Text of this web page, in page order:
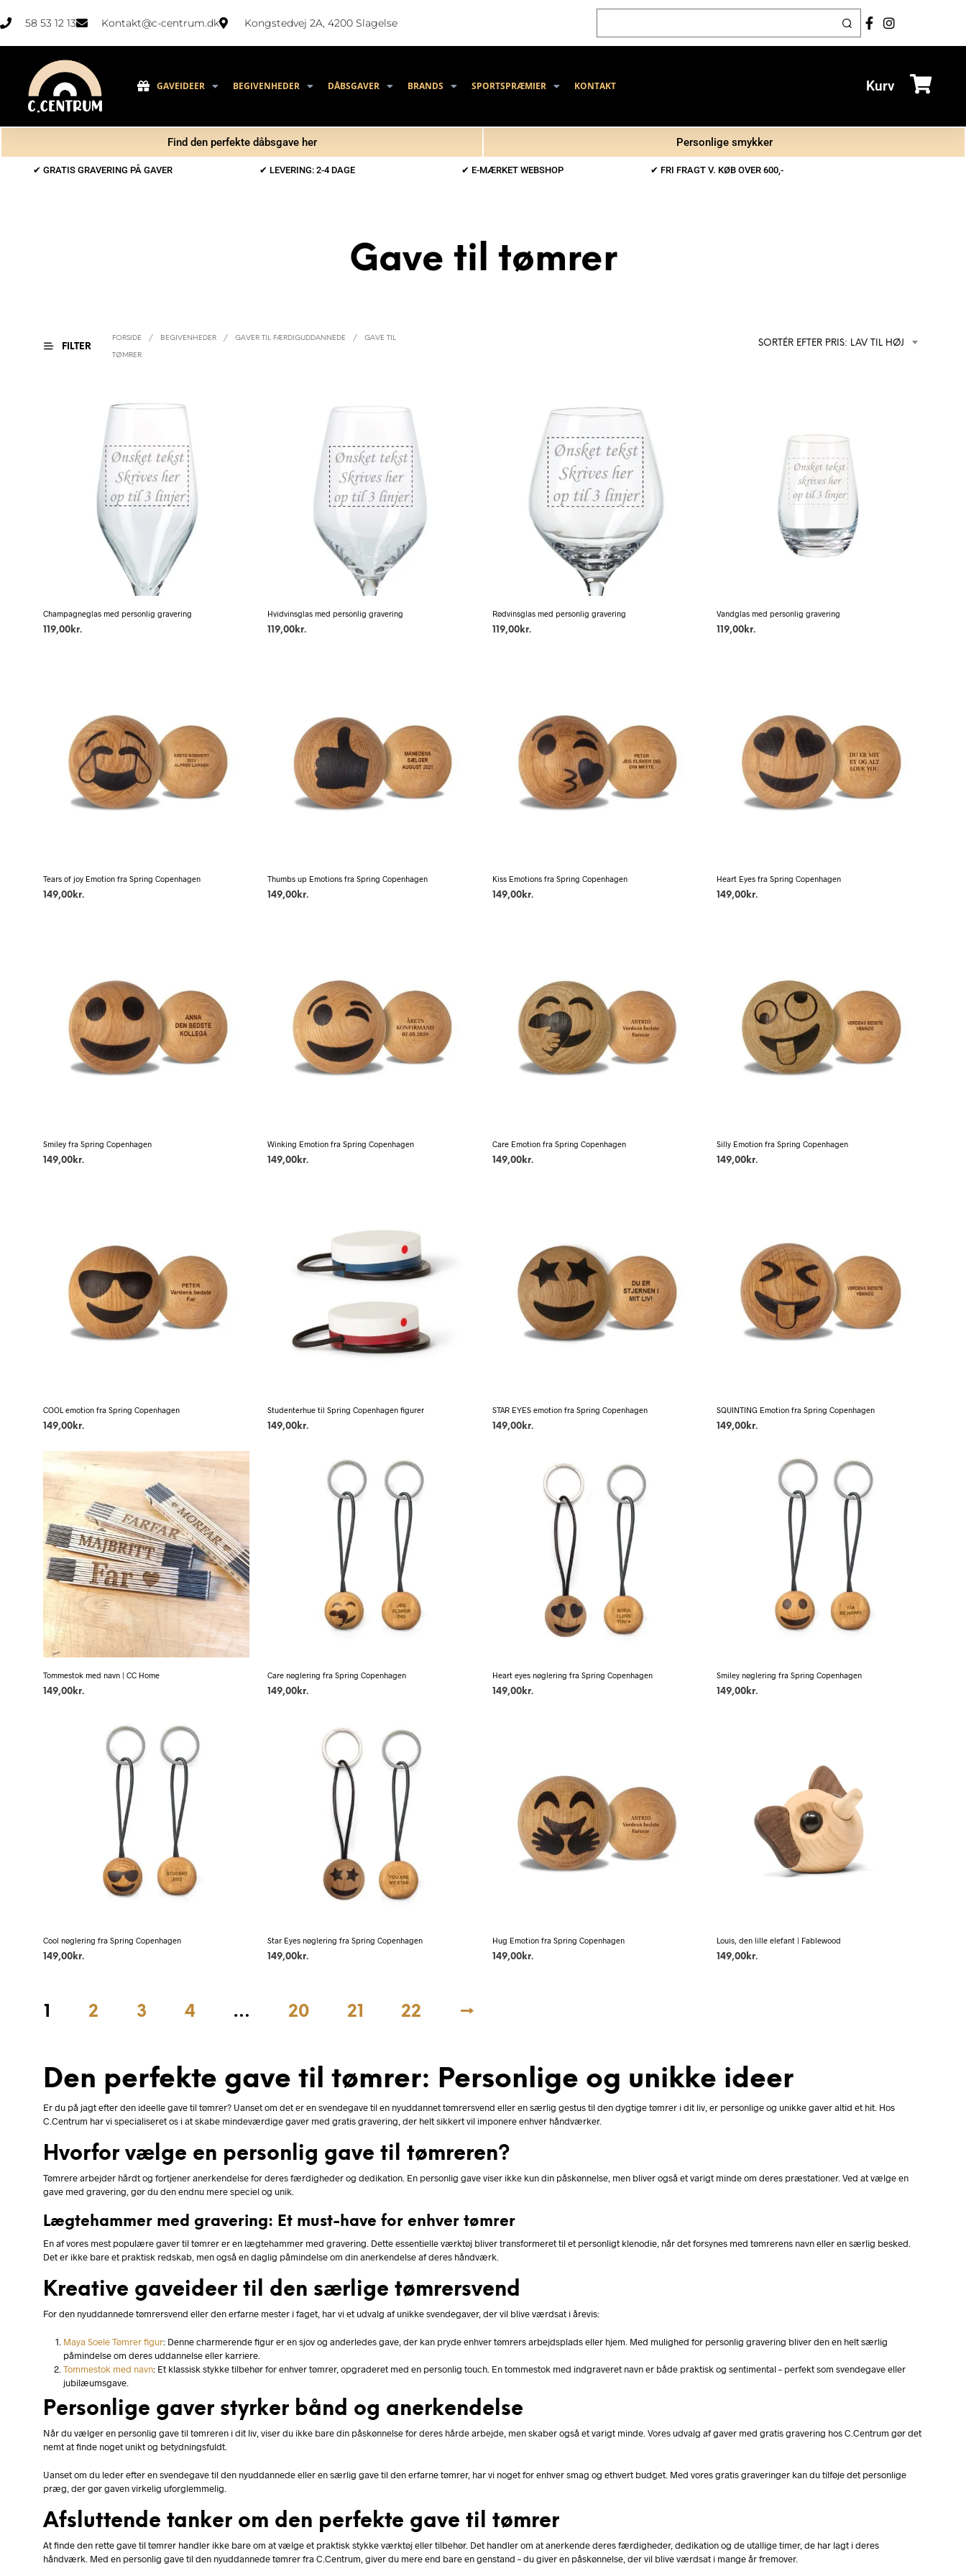
58 53 12 13 Kontakt@c-centrum.dk Kongstedvej 2A, 4200 Slagelse
GAVEIDEER BEGIVENHEDER DÅBSGAVER BRANDS SPORTSPRÆMIER KONTAKT Kurv
Find den perfekte dåbsgave her Personlige smykker
✔ GRATIS GRAVERING PÅ GAVER ✔ LEVERING: 2-4 DAGE ✔ E-MÆRKET WEBSHOP ✔ FRI FRAGT V. KØB OVER 600,-
Gave til tømrer
FILTER
FORSIDE / BEGIVENHEDER / GAVER TIL FÆRDIGUDDANNEDE / GAVE TIL
TØMRER
SORTÉR EFTER PRIS: LAV TIL HØJ
Champagneglas med personlig gravering
119,00 kr.
Hvidvinsglas med personlig gravering
119,00 kr.
Rødvinsglas med personlig gravering
119,00kr.
Vandglas med personlig gravering
119,00kr.
Tears of joy Emotion fra Spring Copenhagen
149,00 kr.
Thumbs up Emotions fra Spring Copenhagen
149,00 kr.
Kiss Emotions fra Spring Copenhagen
149,00kr.
Heart Eyes fra Spring Copenhagen
149,00kr.
Smiley fra Spring Copenhagen
149,00 kr.
Winking Emotion fra Spring Copenhagen
149,00 kr.
Care Emotion fra Spring Copenhagen
149,00kr.
Silly Emotion fra Spring Copenhagen
149,00kr.
COOL emotion fra Spring Copenhagen
149,00 kr.
Studenterhue til Spring Copenhagen figurer
149,00 kr.
STAR EYES emotion fra Spring Copenhagen
149,00kr.
SQUINTING Emotion fra Spring Copenhagen
149,00kr.
Tommestok med navn | CC Home
149,00 kr.
Care nøglering fra Spring Copenhagen
149,00 kr.
Heart eyes nøglering fra Spring Copenhagen
149,00kr.
Smiley nøglering fra Spring Copenhagen
149,00kr.
Cool nøglering fra Spring Copenhagen
149,00 kr.
Star Eyes nøglering fra Spring Copenhagen
149,00 kr.
Hug Emotion fra Spring Copenhagen
149,00kr.
Louis, den lille elefant | Fablewood
149,00kr.
1 2 3 4 … 20 21 22 →
Den perfekte gave til tømrer: Personlige og unikke ideer
Er du på jagt efter den ideelle gave til tømrer? Uanset om det er en svendegave til en nyuddannet tømrersvend eller en særlig gestus til den dygtige tømrer i dit liv, er personlige og unikke gaver altid et hit. Hos
C.Centrum har vi specialiseret os i at skabe mindeværdige gaver med gratis gravering, der helt sikkert vil imponere enhver håndværker.
Hvorfor vælge en personlig gave til tømreren?
Tømrere arbejder hårdt og fortjener anerkendelse for deres færdigheder og dedikation. En personlig gave viser ikke kun din påskønnelse, men bliver også et varigt minde om deres præstationer. Ved at vælge en
gave med gravering, gør du den endnu mere speciel og unik.
Lægtehammer med gravering: Et must-have for enhver tømrer
En af vores mest populære gaver til tømrer er en lægtehammer med gravering. Dette essentielle værktøj bliver transformeret til et personligt klenodie, når det forsynes med tømrerens navn eller en særlig besked.
Det er ikke bare et praktisk redskab, men også en daglig påmindelse om din anerkendelse af deres håndværk.
Kreative gaveideer til den særlige tømrersvend
For den nyuddannede tømrersvend eller den erfarne mester i faget, har vi et udvalg af unikke svendegaver, der vil blive værdsat i årevis:
Maya Soele Tømrer figur: Denne charmerende figur er en sjov og anderledes gave, der kan pryde enhver tømrers arbejdsplads eller hjem. Med mulighed for personlig gravering bliver den en helt særlig
påmindelse om deres uddannelse eller karriere.
Tommestok med navn: Et klassisk stykke tilbehør for enhver tømrer, opgraderet med en personlig touch. En tommestok med indgraveret navn er både praktisk og sentimental – perfekt som svendegave eller
jubilæumsgave.
Personlige gaver styrker bånd og anerkendelse
Når du vælger en personlig gave til tømreren i dit liv, viser du ikke bare din påskønnelse for deres hårde arbejde, men skaber også et varigt minde. Vores udvalg af gaver med gratis gravering hos C.Centrum gør det
nemt at finde noget unikt og betydningsfuldt.
Uanset om du leder efter en svendegave til den nyuddannede eller en særlig gave til den erfarne tømrer, har vi noget for enhver smag og ethvert budget. Med vores gratis graveringer kan du tilføje det personlige
præg, der gør gaven virkelig uforglemmelig.
Afsluttende tanker om den perfekte gave til tømrer
At finde den rette gave til tømrer handler ikke bare om at vælge et praktisk stykke værktøj eller tilbehør. Det handler om at anerkende deres færdigheder, dedikation og de utallige timer, de har lagt i deres
håndværk. Med en personlig gave til den nyuddannede tømrer fra C.Centrum, giver du mere end bare en genstand – du giver en påskønnelse, der vil blive værdsat i mange år fremover.